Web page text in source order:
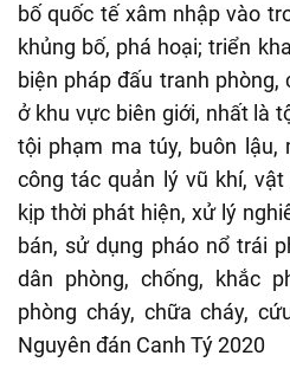
bố quốc tế xâm nhập vào
khủng bố, phá hoại; triển
biện pháp đấu tranh
ở khu vực biên giới, nhất là
tội phạm ma túy, buôn lậu,
công tác quản lý vũ khí,
kịp thời phát hiện, xử lý
bán, sử dụng pháo nổ trái
dân phòng, chống, khắc
phòng cháy, chữa cháy,
Nguyên đán Canh Tý 2020